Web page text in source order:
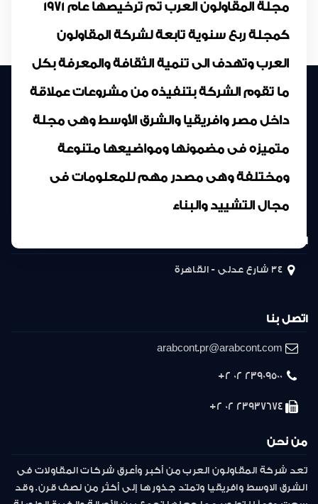
مجلة المقاولون العرب تم ترخيصها عام 1971
كمجلة ربع سنوية تابعة لشركة المقاولون
العرب وتهدف الى تنمية الثقافة والمعرفة بكل
ما تقوم الشركة بتنفيذه من مشروعات عملاقة
داخل مصر وافريقيا والشرق الأوسط وهى مجلة
متميزه فى مضمونها ومواضيعها متنوعة
ومختلفة وهى مصدر مهم للمعلومات فى
مجال التشييد والبناء
34 شارع عدلى - القاهرة
اتصل بنا
arabcont.pr@arabcont.com
23909500 02 2+
23937674 02 2+
من نحن
تعد شركة المقاولون العرب من أكبر وأعرق شركات المقاولات فى
الشرق الاوسط وافريقيا وتمتد جذورها إلى أكثر من نصف قرن. وقد